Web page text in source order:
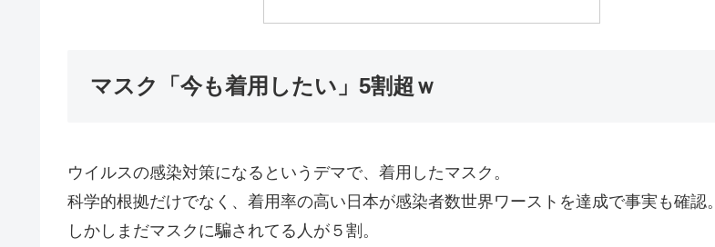
マスク「今も着用したい」5割超ｗ
ウイルスの感染対策になるというデマで、着用したマスク。
科学的根拠だけでなく、着用率の高い日本が感染者数世界ワーストを達成で事実も確認。
しかしまだマスクに騙されてる人が５割。